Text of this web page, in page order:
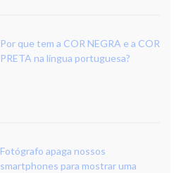
Por que tem a COR NEGRA e a COR
PRETA na língua portuguesa?
Fotógrafo apaga nossos
smartphones para mostrar uma